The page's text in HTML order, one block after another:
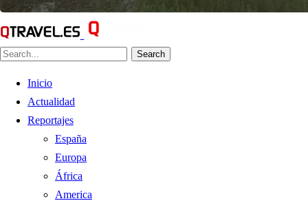
Search
Inicio
Actualidad
Reportajes
España
Europa
África
America